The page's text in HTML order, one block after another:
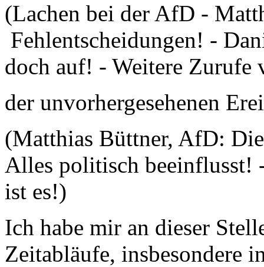
(Lachen bei der AfD -
Fehlentscheidungen! -
doch auf! - Weitere Zurufe
der unvorhergesehenen
(Matthias Büttner, AfD:
Alles politisch beeinflusst!
ist es!)
Ich habe mir an dieser
Zeitabläufe, insbesondere